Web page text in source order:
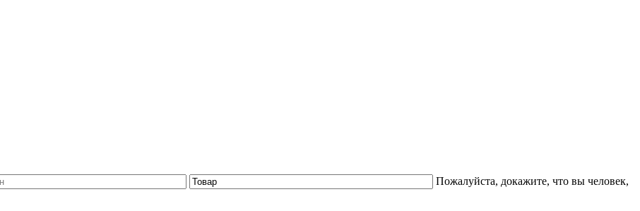
Пожалуйста, докажите, что вы человек,